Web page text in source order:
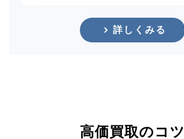
詳しくみる
高価買取のコツ